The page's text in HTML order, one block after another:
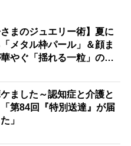
術
ビス
さまのジュエリー術】夏に
メタル枠パール」＆顔ま
やぐ「揺れる一粒」の使
ました～認知症と介護と
第84回『特別送達』が届
」